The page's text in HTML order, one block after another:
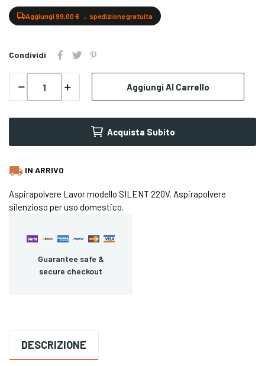
Aggiungi 99,00 € → spedizione gratuita
Condividi
Aggiungi Al Carrello
Acquista Subito
local_shipping IN ARRIVO
Aspirapolvere Lavor modello SILENT 220V. Aspirapolvere
silenzioso per uso domestico.
Guarantee safe &
secure checkout
DESCRIZIONE